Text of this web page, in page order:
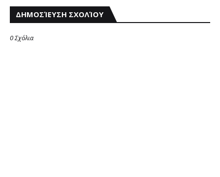
ΔΗΜΟΣΊΕΥΣΗ ΣΧΟΛΊΟΥ
0 Σχόλια